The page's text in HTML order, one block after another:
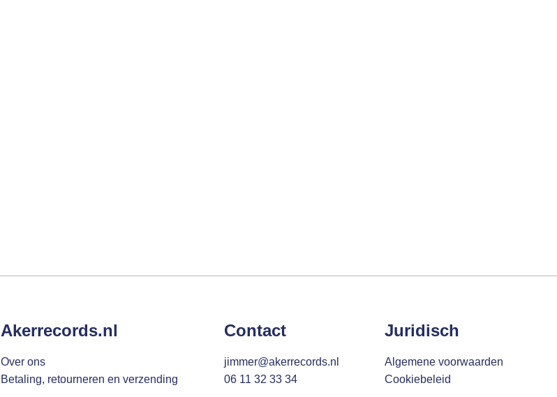
Akerrecords.nl
Over ons
Betaling, retourneren en verzending
Contact
jimmer@akerrecords.nl
06 11 32 33 34
Juridisch
Algemene voorwaarden
Cookiebeleid